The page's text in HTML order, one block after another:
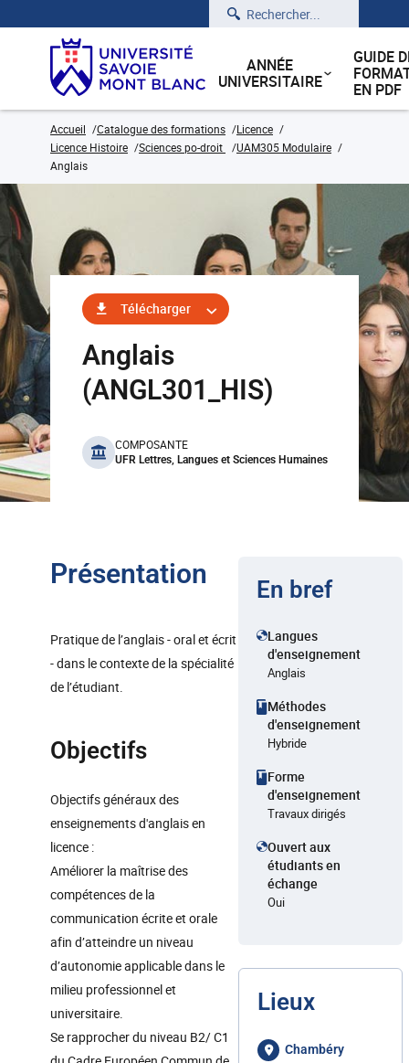
Rechercher
ANNÉE
UNIVERSITAIRE
GUIDE
EN PDF
Accueil Catalogue des formations
Licence
Licence Histoire
Sciences po-droit
UAM305 Modulaire
Anglais
Télécharger
Anglais
(ANGL301_HIS)
benefits
COMPOSANTE
UFR Lettres, Langues et Sciences Humaines
Présentation
Pratique de l’anglais - oral et écrit
- dans le contexte de la spécialité
de l’étudiant.
Objectifs
Objectifs généraux des
enseignements d'anglais en
licence :
Améliorer la maîtrise des
compétences de la
communication écrite et orale
afin d’atteindre un niveau
d’autonomie applicable dans le
milieu professionnel et
universitaire.
Se rapprocher du niveau B2/ C1
En bref
Langues
d'enseignement
Anglais
Méthodes
d'enseignement
Hybride
Forme
d'enseignement
Travaux dirigés
Ouvert aux
étudiants en
échange
Oui
Lieux
Chambéry